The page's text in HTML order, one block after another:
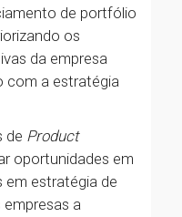
de portfólio
os
da empresa
com a estratégia
de Product
oportunidades em
em estratégia de
a